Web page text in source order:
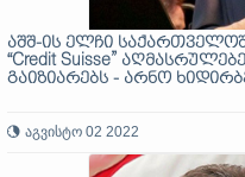
აშშ-ის ელჩი
“Credit Suisse”
გაიზიარებს - არნო
აგვისტო 02 2022